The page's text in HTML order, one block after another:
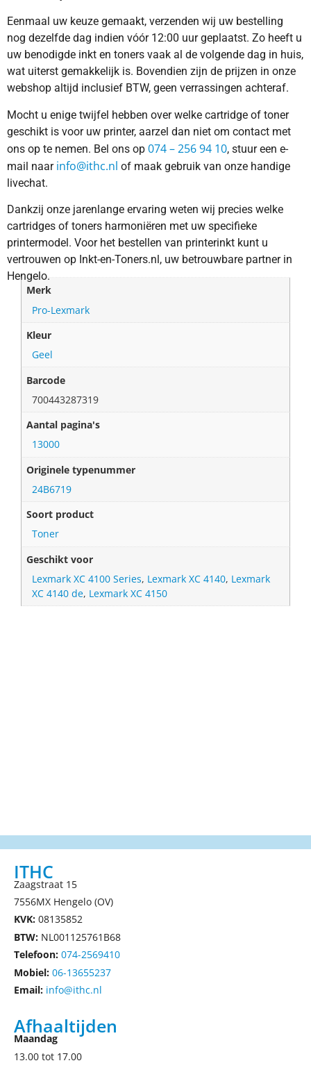
Eenmaal uw keuze gemaakt, verzenden wij uw bestelling
nog dezelfde dag indien vóór 12:00 uur geplaatst. Zo heeft u
uw benodigde inkt en toners vaak al de volgende dag in huis,
wat uiterst gemakkelijk is. Bovendien zijn de prijzen in onze
webshop altijd inclusief BTW, geen verrassingen achteraf.
Mocht u enige twijfel hebben over welke cartridge of toner
geschikt is voor uw printer, aarzel dan niet om contact met
ons op te nemen. Bel ons op 074 – 256 94 10, stuur een e-
mail naar info@ithc.nl of maak gebruik van onze handige
livechat.
Dankzij onze jarenlange ervaring weten wij precies welke
cartridges of toners harmoniëren met uw specifieke
printermodel. Voor het bestellen van printerinkt kunt u
vertrouwen op Inkt-en-Toners.nl, uw betrouwbare partner in
Hengelo.
Merk
Pro-Lexmark
Kleur
Geel
Barcode
700443287319
Aantal pagina's
13000
Originele typenummer
24B6719
Soort product
Toner
Geschikt voor
Lexmark XC 4100 Series, Lexmark XC 4140, Lexmark
XC 4140 de, Lexmark XC 4150
ITHC
Zaagstraat 15
7556MX Hengelo (OV)
KVK: 08135852
BTW: NL001125761B68
Telefoon: 074-2569410
Mobiel: 06-13655237
Email: info@ithc.nl
Afhaaltijden
Maandag
13.00 tot 17.00